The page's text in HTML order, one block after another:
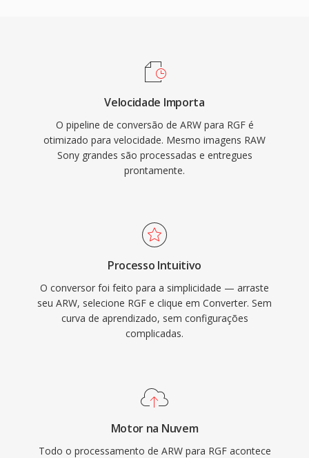
Velocidade Importa
O pipeline de conversão de ARW para RGF é
otimizado para velocidade. Mesmo imagens RAW
Sony grandes são processadas e entregues
prontamente.
Processo Intuitivo
O conversor foi feito para a simplicidade — arraste
seu ARW, selecione RGF e clique em Converter. Sem
curva de aprendizado, sem configurações
complicadas.
Motor na Nuvem
Todo o processamento de ARW para RGF acontece